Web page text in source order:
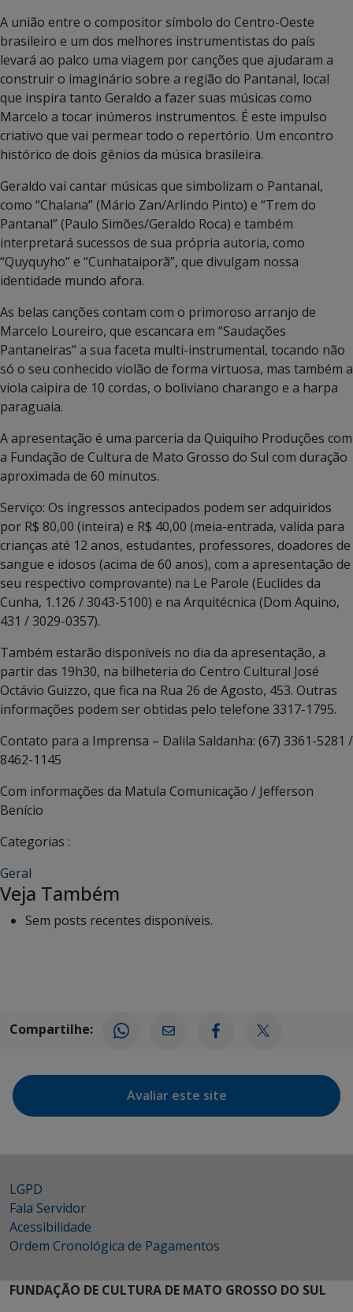
A união entre o compositor símbolo do Centro-Oeste
brasileiro e um dos melhores instrumentistas do país
levará ao palco uma viagem por canções que ajudaram a
construir o imaginário sobre a região do Pantanal, local
que inspira tanto Geraldo a fazer suas músicas como
Marcelo a tocar inúmeros instrumentos. É este impulso
criativo que vai permear todo o repertório. Um encontro
histórico de dois gênios da música brasileira.
Geraldo vai cantar músicas que simbolizam o Pantanal,
como “Chalana” (Mário Zan/Arlindo Pinto) e “Trem do
Pantanal” (Paulo Simões/Geraldo Roca) e também
interpretará sucessos de sua própria autoria, como
“Quyquyho” e “Cunhataiporã”, que divulgam nossa
identidade mundo afora.
As belas canções contam com o primoroso arranjo de
Marcelo Loureiro, que escancara em “Saudações
Pantaneiras” a sua faceta multi-instrumental, tocando não
só o seu conhecido violão de forma virtuosa, mas também a
viola caipira de 10 cordas, o boliviano charango e a harpa
paraguaia.
A apresentação é uma parceria da Quiquiho Produções com
a Fundação de Cultura de Mato Grosso do Sul com duração
aproximada de 60 minutos.
Serviço: Os ingressos antecipados podem ser adquiridos
por R$ 80,00 (inteira) e R$ 40,00 (meia-entrada, valida para
crianças até 12 anos, estudantes, professores, doadores de
sangue e idosos (acima de 60 anos), com a apresentação de
seu respectivo comprovante) na Le Parole (Euclides da
Cunha, 1.126 / 3043-5100) e na Arquitécnica (Dom Aquino,
431 / 3029-0357).
Também estarão disponíveis no dia da apresentação, a
partir das 19h30, na bilheteria do Centro Cultural José
Octávio Guizzo, que fica na Rua 26 de Agosto, 453. Outras
informações podem ser obtidas pelo telefone 3317-1795.
Contato para a Imprensa – Dalila Saldanha: (67) 3361-5281 /
8462-1145
Com informações da Matula Comunicação / Jefferson
Benício
Categorias :
Geral
Veja Também
Sem posts recentes disponíveis.
Compartilhe:
Avaliar este site
LGPD
Fala Servidor
Acessibilidade
Ordem Cronológica de Pagamentos
FUNDAÇÃO DE CULTURA DE MATO GROSSO DO SUL